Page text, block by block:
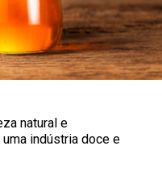
natural e
indústria doce e